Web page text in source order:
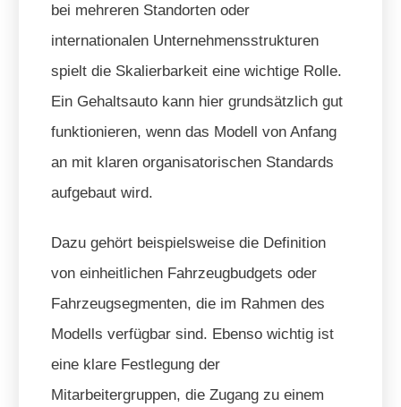
bei mehreren Standorten oder
internationalen Unternehmensstrukturen
spielt die Skalierbarkeit eine wichtige Rolle.
Ein Gehaltsauto kann hier grundsätzlich gut
funktionieren, wenn das Modell von Anfang
an mit klaren organisatorischen Standards
aufgebaut wird.
Dazu gehört beispielsweise die Definition
von einheitlichen Fahrzeugbudgets oder
Fahrzeugsegmenten, die im Rahmen des
Modells verfügbar sind. Ebenso wichtig ist
eine klare Festlegung der
Mitarbeitergruppen, die Zugang zu einem